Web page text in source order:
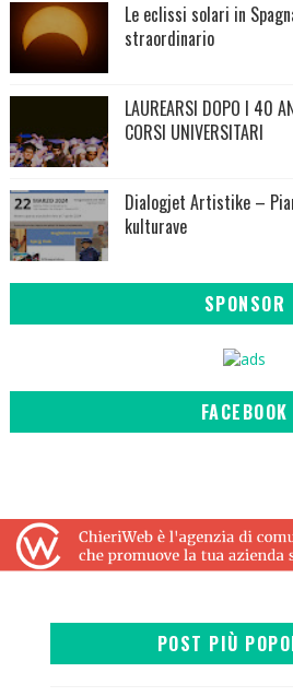
Le eclissi solari in
straordinario
LAUREARSI DOPO I 40
CORSI UNIVERSITARI
Dialogjet Artistike –
kulturave
SPONSOR
FACEBOOK
POST PIÙ